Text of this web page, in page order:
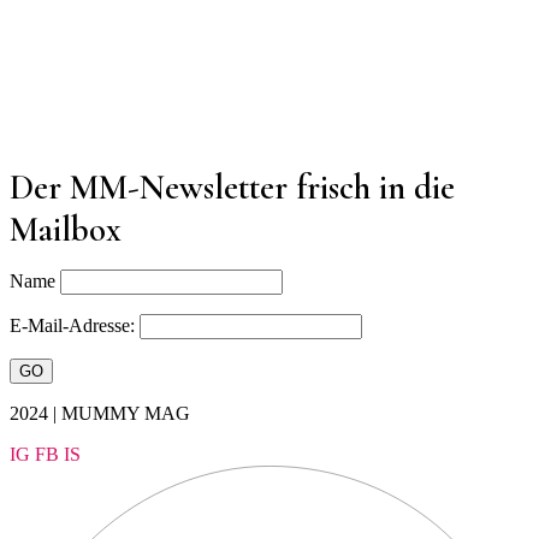
Der MM-Newsletter frisch in die
Mailbox
Name
E-Mail-Adresse:
2024 | MUMMY MAG
IG FB IS